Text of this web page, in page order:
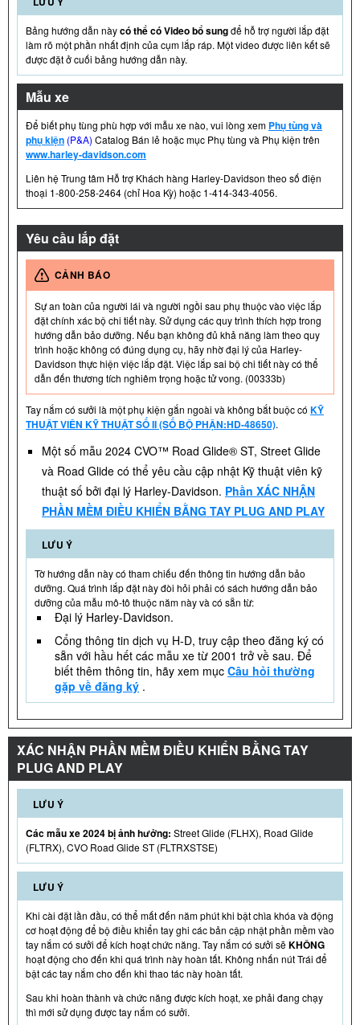
Bảng hướng dẫn nàycó thể có Video bổ sungđể hỗ trợ người lắp đặt
làm rõ một phần nhất định của cụm lắp ráp. Một video được liên kết sẽ
được đặt ở cuối bảng hướng dẫn này.
Mẫu xe
Để biết phụ tùng phù hợp với mẫu xe nào, vui lòng xem Phụ tùng và
phụ kiện (P&A) Catalog Bán lẻ hoặc mục Phụ tùng và Phụ kiện trên
www.harley-davidson.com
Liên hệ Trung tâm Hỗ trợ Khách hàng Harley-Davidson theo số điện
thoại 1-800-258-2464 (chỉ Hoa Kỳ) hoặc 1-414-343-4056.
Yêu cầu lắp đặt
CẢNH BÁO
Sự an toàn của người lái và người ngồi sau phụ thuộc vào việc lắp
đặt chính xác bộ chi tiết này. Sử dụng các quy trình thích hợp trong
hướng dẫn bảo dưỡng. Nếu bạn không đủ khả năng làm theo quy
trình hoặc không có đúng dụng cụ, hãy nhờ đại lý của Harley-
Davidson thực hiện việc lắp đặt. Việc lắp sai bộ chi tiết này có thể
dẫn đến thương tích nghiêm trọng hoặc tử vong. (00333b)
Tay nắm có sưởi là một phụ kiện gắn ngoài và không bắt buộc có KỸ
THUẬT VIÊN KỸ THUẬT SỐ II (SỐ BỘ PHẬN:HD-48650).
Một số mẫu 2024 CVO™ Road Glide® ST, Street Glide
và Road Glide có thể yêu cầu cập nhật Kỹ thuật viên kỹ
thuật số bởi đại lý Harley-Davidson. Phần XÁC NHẬN
PHẦN MỀM ĐIỀU KHIỂN BẰNG TAY PLUG AND PLAY
LƯU Ý
Tờ hướng dẫn này có tham chiếu đến thông tin hướng dẫn bảo
dưỡng. Quá trình lắp đặt này đòi hỏi phải có sách hướng dẫn bảo
dưỡng của mẫu mô-tô thuộc năm này và có sẵn từ:
Đại lý Harley-Davidson.
Cổng thông tin dịch vụ H-D, truy cập theo đăng ký có
sẵn với hầu hết các mẫu xe từ 2001 trở về sau. Để
biết thêm thông tin, hãy xem mục Câu hỏi thường
gặp về đăng ký .
XÁC NHẬN PHẦN MỀM ĐIỀU KHIỂN BẰNG TAY
PLUG AND PLAY
LƯU Ý
Các mẫu xe 2024 bị ảnh hưởng: Street Glide (FLHX), Road Glide
(FLTRX), CVO Road Glide ST (FLTRXSTSE)
LƯU Ý
Khi cài đặt lần đầu, có thể mất đến năm phút khi bật chìa khóa và động
cơ hoạt động để bộ điều khiển tay ghi các bản cập nhật phần mềm vào
tay nắm có sưởi để kích hoạt chức năng. Tay nắm có sưởi sẽKHÔNG
hoạt động cho đến khi quá trình này hoàn tất. Không nhấn nút Trái để
bật các tay nắm cho đến khi thao tác này hoàn tất.
Sau khi hoàn thành và chức năng được kích hoạt, xe phải đang chạy
thì mới sử dụng được tay nắm có sưởi.